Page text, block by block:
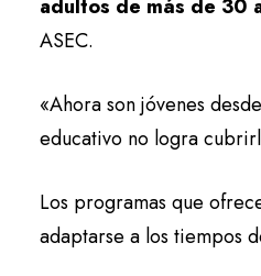
adultos de más de 30
ASEC.
«Ahora son jóvenes
educativo no logra
Los programas que
adaptarse a los tiempos